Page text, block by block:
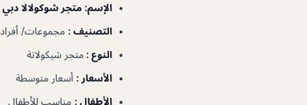
الإسم: متجر شوكولالا دبي
التصنيف : مجموعات/ أفراد
النوع : متجر شيكولاتة
الأسعار : أسعار متوسطة
الأطفال : مناسب للأطفال